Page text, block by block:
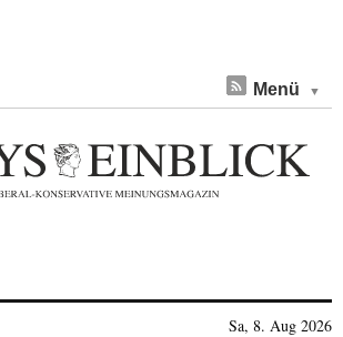
Menü
Sa, 8. Aug 2026